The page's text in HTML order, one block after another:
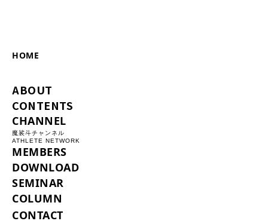
HOME
ABOUT
CONTENTS
CHANNEL
魔裟斗チャンネル
ATHLETE NETWORK
MEMBERS
DOWNLOAD
SEMINAR
COLUMN
CONTACT